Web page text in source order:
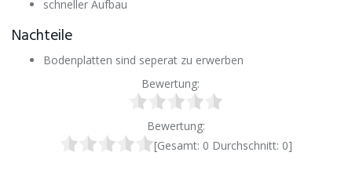
schneller Aufbau
Nachteile
Bodenplatten sind seperat zu erwerben
Bewertung:
Bewertung:
[Gesamt: 0 Durchschnitt: 0]